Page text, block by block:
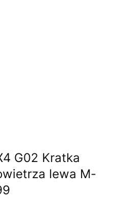
G02 Kratka
lewa M-